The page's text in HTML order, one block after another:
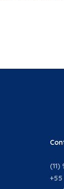
(11)
+55